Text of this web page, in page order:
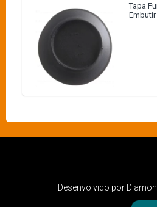
Tapa
Desenvolvido por